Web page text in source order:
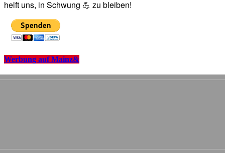
helft uns, in Schwung 💪 zu bleiben!
Werbung auf Mainz&